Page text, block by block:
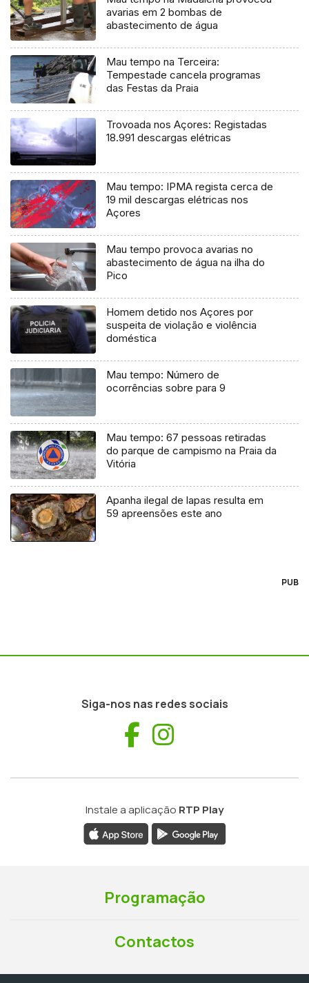
avarias em 2 bombas de
abastecimento de água
Mau tempo na Terceira:
Tempestade cancela programas
das Festas da Praia
Trovoada nos Açores: Registadas
18.991 descargas elétricas
Mau tempo: IPMA regista cerca de
19 mil descargas elétricas nos
Açores
Mau tempo provoca avarias no
abastecimento de água na ilha do
Pico
Homem detido nos Açores por
suspeita de violação e violência
doméstica
Mau tempo: Número de
ocorrências sobre para 9
Mau tempo: 67 pessoas retiradas
do parque de campismo na Praia da
Vitória
Apanha ilegal de lapas resulta em
59 apreensões este ano
PUB
Siga-nos nas redes sociais
Facebook
Instale a aplicação RTP Play
Programação
Contactos